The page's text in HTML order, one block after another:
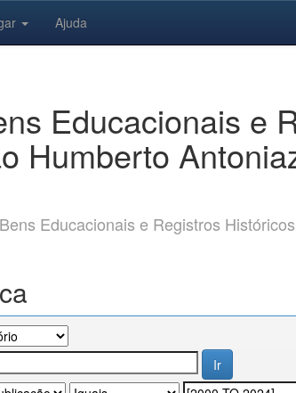
Ajuda
Educacionais e
Humberto
Educacionais e Registros